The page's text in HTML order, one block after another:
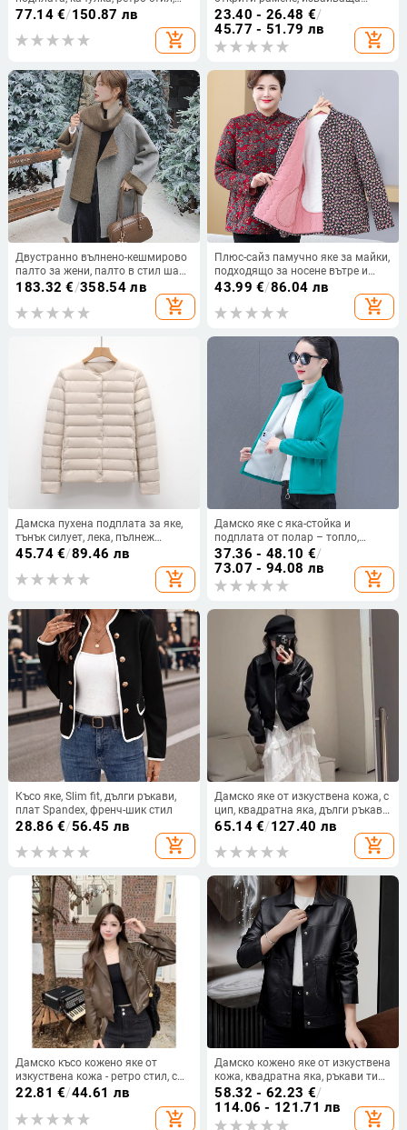
корейски дизайн, национален
77.14€/150.87 лв
add_shopping_cart
талия, полиестер 95%+, пролет
2024
23.40 - 26.48 €/
45.77 - 51.79 лв
add_shopping_cart
Двустранно вълнено-кешмирово
палто за жени, палто в стил шал,
есен 2025, кешмир 30-50%,
183.32 €/358.54 лв
add_shopping_cart
Плюс-сайз памучно яке за майки,
подходящо за носене вътре и
навън, с флисово подплата за
топлина, леко и удобно за жени в
средна и по-възрастна възраст.
43.99 €/86.04 лв
add_shopping_cart
Дамска пухена подплата за яке,
тънък силует, лека, пълнеж
патешки пух, найлонова външна
материя, без яка, дълги ръкави,
еднобортно закопчаване,
обикновена дължина, есенно-
японско-корейски релакс
45.74€/89.46 лв
add_shopping_cart
Дамско яке с яка-стойка и
подплата от полар – топло,
casual стил, цип отпред,
вътрешен джоб, полиестер, дълги
ръкави, пролет 2023
37.36 - 48.10 €/
73.07 - 94.08 лв
add_shopping_cart
Късо яке, Slim fit, дълги ръкави,
плат Spandex, френч-шик стил
28.86 €/56.45 лв
add_shopping_cart
Дамско яке от изкуствена кожа, с
цип, квадратна яка, дълги ръкави,
спандексова смес
65.14€/127.40 лв
add_shopping_cart
Дамско късо кожено яке от
изкуствена кожа - ретро стил, с
яка тип лапел, дълги ръкави,
22.81 €/44.61 лв
add_shopping_cart
Дамско кожено яке от изкуствена
кожа, квадратна яка, ръкави тип
принцеса, Chenille плат, пролет
2025
58.32 - 62.23 €/
114.06 - 121.71 лв
add_shopping_cart